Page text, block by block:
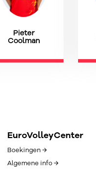
Pieter
Coolman
EuroVolleyCenter
Boekingen →
Algemene info →